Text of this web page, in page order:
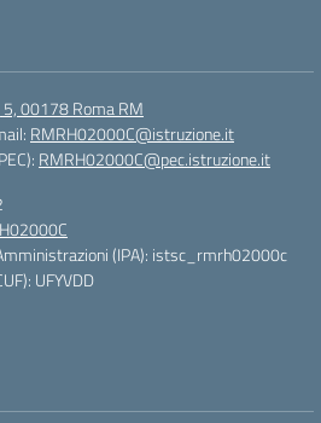
5, 00178 Roma RM
RMRH02000C@istruzione.it
RMRH02000C@pec.istruzione.it
(IPA): istsc_rmrh02000c
UFYVDD